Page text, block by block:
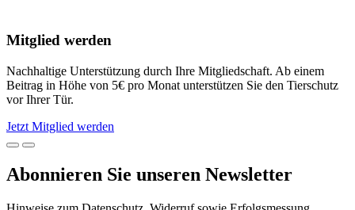
Mitglied werden
Nachhaltige Unterstützung durch Ihre Mitgliedschaft. Ab einem
Beitrag in Höhe von 5€ pro Monat unterstützen Sie den Tierschutz
vor Ihrer Tür.
Jetzt Mitglied werden
Abonnieren Sie unseren Newsletter